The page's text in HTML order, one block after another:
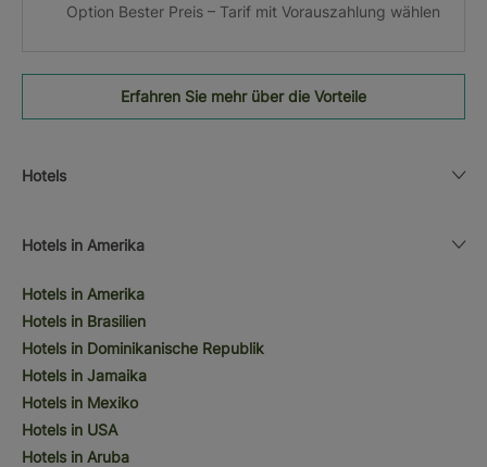
Option Bester Preis – Tarif mit Vorauszahlung wählen
Erfahren Sie mehr über die Vorteile
Hotels
Hotels in Amerika
Hotels in Amerika
Hotels in Brasilien
Hotels in Dominikanische Republik
Hotels in Jamaika
Hotels in Mexiko
Hotels in USA
Hotels in Aruba